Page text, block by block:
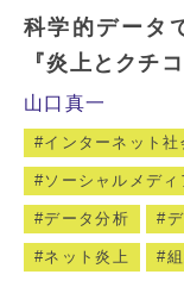
科学的データ
『炎上とクチ
山口真一
インターネット社
ソーシャルメディ
データ分析
ネット炎上